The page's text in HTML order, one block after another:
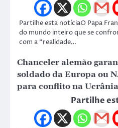
Partilhe esta notíciaO Papa
do mundo inteiro que se
com a “realidade…
Chanceler alemão
soldado da Europa ou
para conflito na Ucrânia
Partilhe